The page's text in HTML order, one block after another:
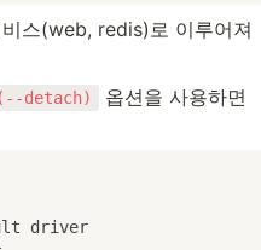
스(web, redis)로 이루어져
detach)
옵션을 사용하면
driver